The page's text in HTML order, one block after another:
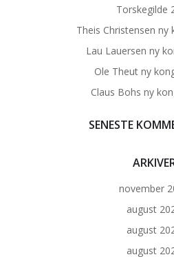
Torskegilde
Theis Christensen ny
Lau Lauersen ny
Ole Theut ny
Claus Bohs ny
SENESTE
november
august
august
august